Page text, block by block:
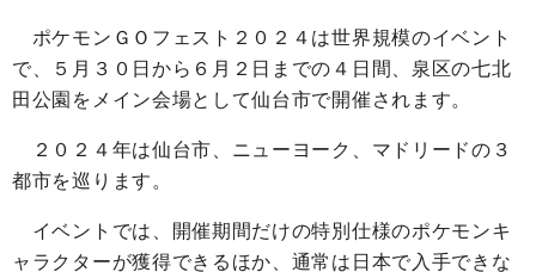
ポケモンＧＯフェスト２０２４は世界規模のイベント
で、５月３０日から６月２日までの４日間、泉区の七北
田公園をメイン会場として仙台市で開催されます。
２０２４年は仙台市、ニューヨーク、マドリードの３
都市を巡ります。
イベントでは、開催期間だけの特別仕様のポケモンキ
ャラクターが獲得できるほか、通常は日本で入手できな